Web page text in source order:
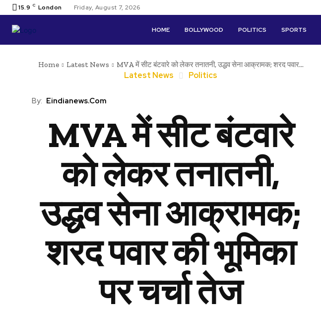
15.9 C London Friday, August 7, 2026
HOME BOLLYWOOD POLITICS SPORTS
Home Latest News MVA में सीट बंटवारे को लेकर तनातनी, उद्धव सेना आक्रामक; शरद पवार...
Latest News Politics
By: Eindianews.com
MVA में सीट बंटवारे
को लेकर तनातनी,
उद्धव सेना आक्रामक;
शरद पवार की भूमिका
पर चर्चा तेज